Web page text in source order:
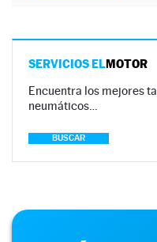
SERVICIOS ELMOTOR
Encuentra los mejores
neumáticos…
BUSCAR